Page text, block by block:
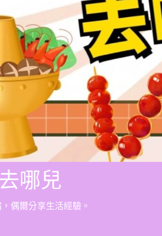
哪兒
偶爾分享生活經驗。